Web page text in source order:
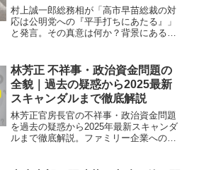
底解説【2025最新】
村上誠一郎総務相が「高市早苗総裁の対
応は公明党への『平手打ちにあたる』」
と発言。その真意は何か？背景にある連
林芳正 不祥事・政治資金問題の
全貌｜過去の疑惑から2025最新
スキャンダルまで徹底解説
林芳正官房長官の不祥事・政治資金問題
を過去の疑惑から2025年最新スキャンダ
ルまで徹底解説。ファミリー企業への支